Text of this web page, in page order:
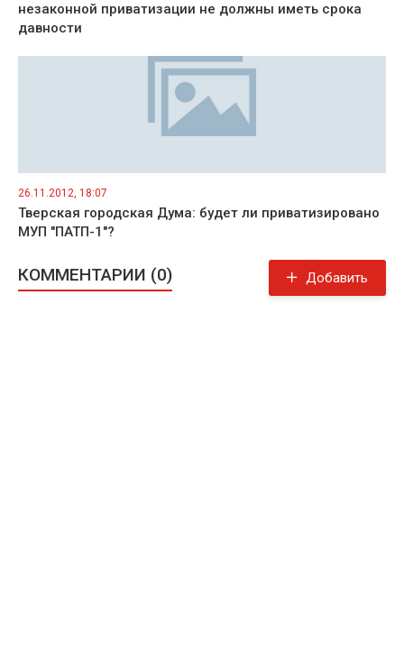
незаконной приватизации не должны иметь срока
давности
26.11.2012, 18:07
Тверская городская Дума: будет ли приватизировано
МУП "ПАТП-1"?
КОММЕНТАРИИ (0) Добавить